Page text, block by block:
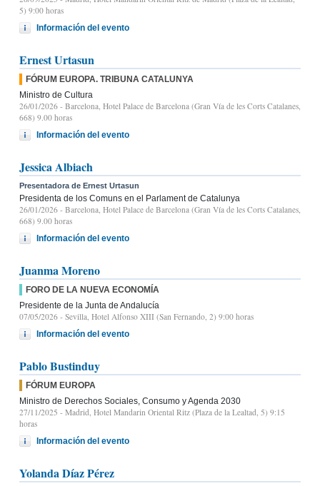
5) 9:00 horas
Información del evento
Ernest Urtasun
FÓRUM EUROPA. TRIBUNA CATALUNYA
Ministro de Cultura
26/01/2026 - Barcelona, Hotel Palace de Barcelona (Gran Vía de les Corts Catalanes,
668) 9.00 horas
Información del evento
Jessica Albiach
Presentadora de Ernest Urtasun
Presidenta de los Comuns en el Parlament de Catalunya
26/01/2026 - Barcelona, Hotel Palace de Barcelona (Gran Vía de les Corts Catalanes,
668) 9.00 horas
Información del evento
Juanma Moreno
FORO DE LA NUEVA ECONOMÍA
Presidente de la Junta de Andalucía
07/05/2026 - Sevilla, Hotel Alfonso XIII (San Fernando, 2) 9:00 horas
Información del evento
Pablo Bustinduy
FÓRUM EUROPA
Ministro de Derechos Sociales, Consumo y Agenda 2030
27/11/2025 - Madrid, Hotel Mandarin Oriental Ritz (Plaza de la Lealtad, 5) 9:15
horas
Información del evento
Yolanda Díaz Pérez